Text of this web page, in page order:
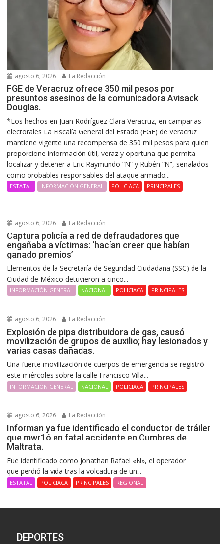
agosto 6, 2026 La Redacción
FGE de Veracruz ofrece 350 mil pesos por
presuntos asesinos de la comunicadora Avisack
Douglas.
*Los hechos en Juan Rodríguez Clara Veracruz, en campañas
electorales La Fiscalía General del Estado (FGE) de Veracruz
mantiene vigente una recompensa de 350 mil pesos para quien
proporcione información útil, veraz y oportuna que permita
localizar y detener a Eric Raymundo “N” y Rubén “N”, señalados
como probables responsables del ataque armado...
ESTATAL INFORMACIÓN GENERAL POLICIACA PRINCIPALES
agosto 6, 2026 La Redacción
Captura policía a red de defraudadores que
engañaba a víctimas: ‘hacían creer que habían
ganado premios’
Elementos de la Secretaría de Seguridad Ciudadana (SSC) de la
Ciudad de México detuvieron a cinco...
INFORMACIÓN GENERAL NACIONAL POLICIACA PRINCIPALES
agosto 6, 2026 La Redacción
Explosión de pipa distribuidora de gas, causó
movilización de grupos de auxilio; hay lesionados y
varias casas dañadas.
Una fuerte movilización de cuerpos de emergencia se registró
este miércoles sobre la calle Francisco Villa...
INFORMACIÓN GENERAL NACIONAL POLICIACA PRINCIPALES
agosto 6, 2026 La Redacción
Informan ya fue identificado el conductor de tráiler
que mwr1ó en fatal accidente en Cumbres de
Maltrata.
Fue identificado como Jonathan Rafael «N», el operador
que perdió la vida tras la volcadura de un...
ESTATAL POLICIACA PRINCIPALES REGIONAL
DEPORTES